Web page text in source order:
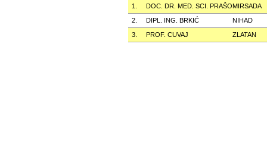
1. DOC. DR. MED. SCI. PRAŠOMIRSADA
2.
DIPL. ING. BRKIĆ
NIHAD
3.
PROF. CUVAJ ZLATAN